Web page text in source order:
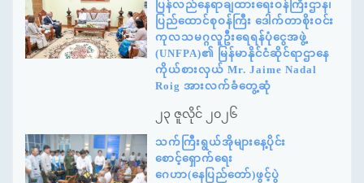
ပြန်လည်နေရာချထားရေးဝန်ကြီးဌာန၊
ပြည်ထောင်စုဝန်ကြီး ဒေါက်တာစိုးဝင်း
ကုလသမဂ္ဂလူဦးရေရန်ပုံငွေအဖွဲ့
(UNFPA)၏ မြန်မာနိုင်ငံဆိုင်ရာဌာနေ
ကိုယ်စားလှယ် Mr. Jaime Nadal
Roig အားလက်ခံတွေ့ဆုံ
၂၃ ဇူလိုင် ၂၀၂၆
သက်ကြီးရွယ်အိုများနေ့ပိုင်း
စောင့်ရှောက်ရေး
ဂေဟာ(နေပြည်တော်)ဖွင့်ပွဲ